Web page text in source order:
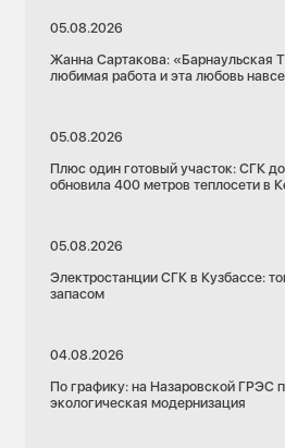
05.08.2026
Жанна Сартакова: «Барнаульская
любимая работа и эта любовь
05.08.2026
Плюс один готовый участок: СГК
обновила 400 метров теплосети в
05.08.2026
Электростанции СГК в Кузбассе:
запасом
04.08.2026
По графику: на Назаровской ГРЭС
экологическая модернизация